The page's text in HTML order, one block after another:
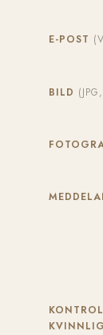
E-POST
BILD